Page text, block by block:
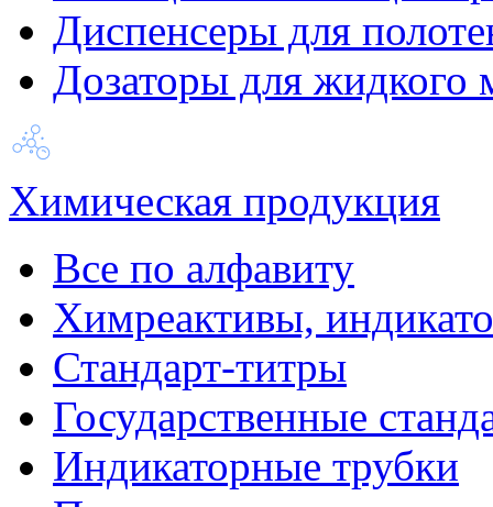
Диспенсеры для
Дозаторы для жидкого
Химическая продукция
Все по алфавиту
Химреактивы,
Стандарт-титры
Государственные
Индикаторные трубки